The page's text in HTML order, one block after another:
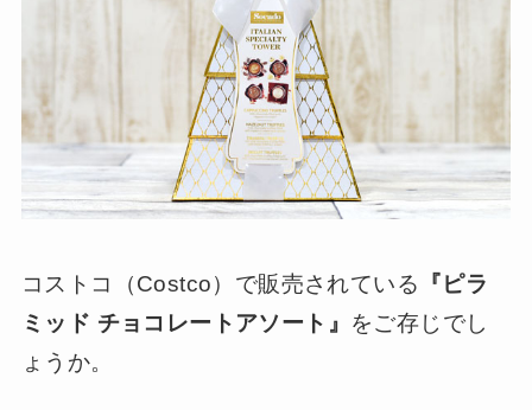
コストコ（Costco）で販売されている 『ピラ
ミッド チョコレートアソート』 をご存じでし
ょうか。